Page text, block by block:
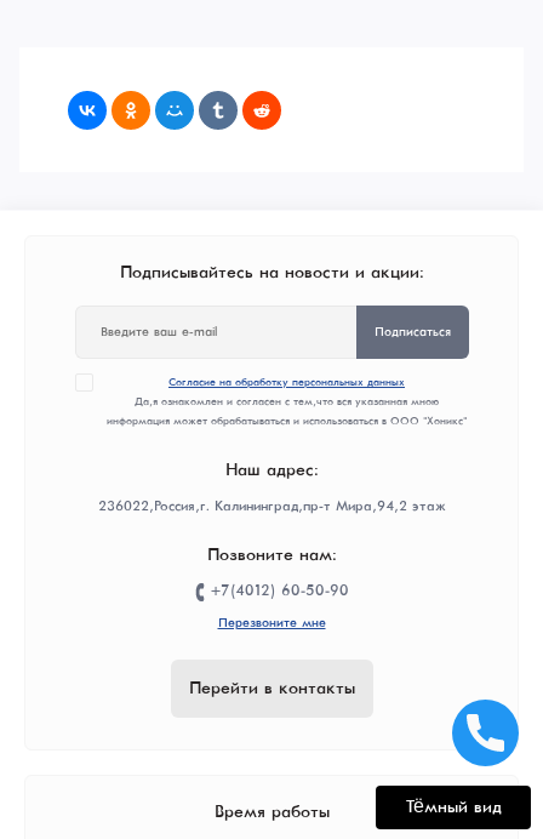
Подписывайтесь на новости и акции:
Подписаться
Согласие на обработку персональных данных
Да, я ознакомлен и согласен с тем, что вся указанная мною
информация может обрабатываться и использоваться в ООО "Хоникс"
Наш адрес:
236022, Россия, г. Калининград, пр-т Мира, 94, 2 этаж
Позвоните нам:
+7(4012) 60-50-90
Перезвоните мне
Перейти в контакты
Время работы